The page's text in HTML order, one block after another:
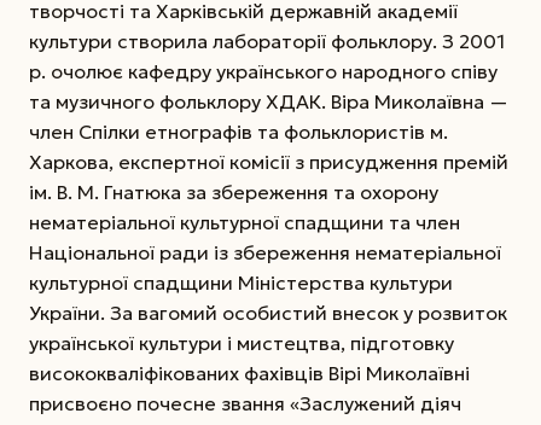
творчості та Харківській державній академії
культури створила лабораторії фольклору. З 2001
р. очолює кафедру українського народного співу
та музичного фольклору ХДАК. Віра Миколаївна —
член Спілки етнографів та фольклористів м.
Харкова, експертної комісії з присудження премій
ім. В. М. Гнатюка за збереження та охорону
нематеріальної культурної спадщини та член
Національної ради із збереження нематеріальної
культурної спадщини Міністерства культури
України. За вагомий особистий внесок у розвиток
української культури і мистецтва, підготовку
висококваліфікованих фахівців Вірі Миколаївні
присвоєно почесне звання «Заслужений діяч